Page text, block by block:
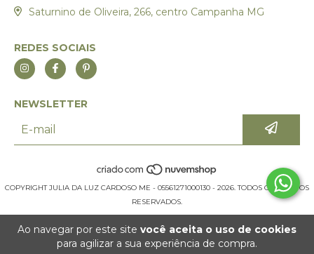
Ao navegar por este site você aceita o uso de cookies
para agilizar a sua experiência de compra.
Saturnino de Oliveira, 266, centro Campanha MG
REDES SOCIAIS
NEWSLETTER
COPYRIGHT JULIA DA LUZ CARDOSO ME - 05561271000130 - 2026. TODOS OS DIREITOS
RESERVADOS.